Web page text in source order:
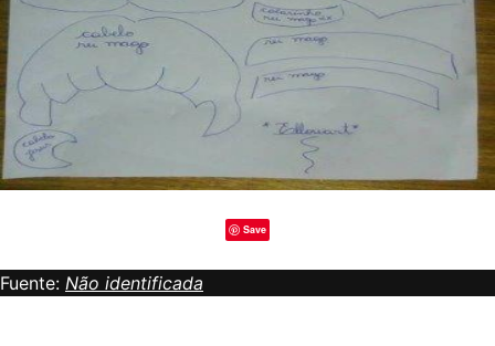
Save
Fuente: Não identificada